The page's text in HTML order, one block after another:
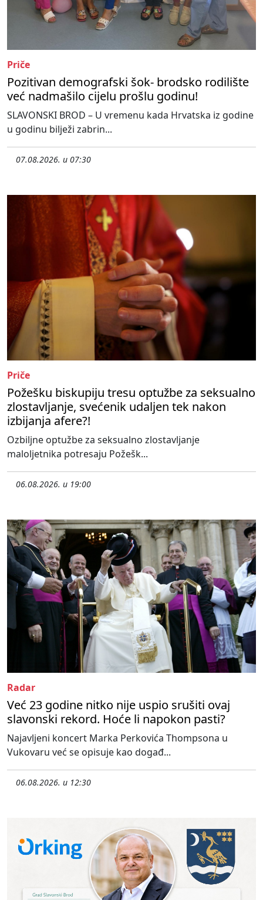
Priče
Pozitivan demografski šok- brodsko rodilište
već nadmašilo cijelu prošlu godinu!
SLAVONSKI BROD – U vremenu kada Hrvatska iz godine
u godinu bilježi zabrin...
07.08.2026. u 07:30
Priče
Požešku biskupiju tresu optužbe za seksualno
zlostavljanje, svećenik udaljen tek nakon
izbijanja afere?!
Ozbiljne optužbe za seksualno zlostavljanje
maloljetnika potresaju Požešk...
06.08.2026. u 19:00
Radar
Već 23 godine nitko nije uspio srušiti ovaj
slavonski rekord. Hoće li napokon pasti?
Najavljeni koncert Marka Perkovića Thompsona u
Vukovaru već se opisuje kao događ...
06.08.2026. u 12:30